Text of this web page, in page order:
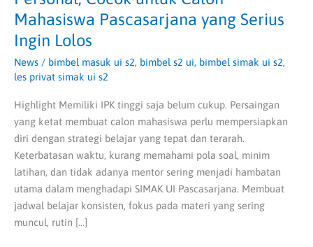
Mahasiswa Pascasarjana yang Serius
Ingin Lolos
News / bimbel masuk ui s2, bimbel s2 ui, bimbel simak ui s2,
les privat simak ui s2
Highlight Memiliki IPK tinggi saja belum cukup. Persaingan
yang ketat membuat calon mahasiswa perlu mempersiapkan
diri dengan strategi belajar yang tepat dan terarah.
Keterbatasan waktu, kurang memahami pola soal, minim
latihan, dan tidak adanya mentor sering menjadi hambatan
utama dalam menghadapi SIMAK UI Pascasarjana. Membuat
jadwal belajar konsisten, fokus pada materi yang sering
muncul, rutin […]
Lolos